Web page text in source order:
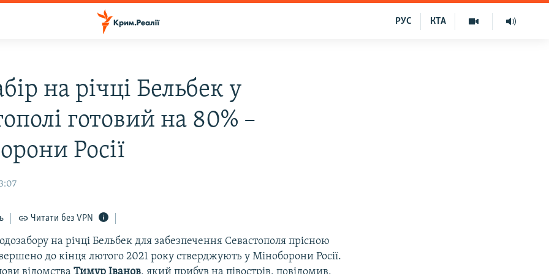
КТА
РУС
на річці Бельбек у
готовий на 80% –
Росії
Читати без VPN
на річці Бельбек для забезпечення Севастополя прісною
до кінця лютого 2021 року стверджують у Міноборони Росії.